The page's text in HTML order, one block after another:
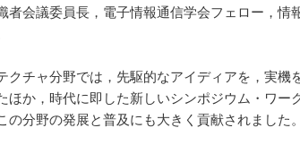
者会議委員長，電子情報通信学会フェロー，情
クチャ分野では，先駆的なアイディアを，実機
ほか，時代に即した新しいシンポジウム・ワー
分野の発展と普及にも大きく貢献されました。